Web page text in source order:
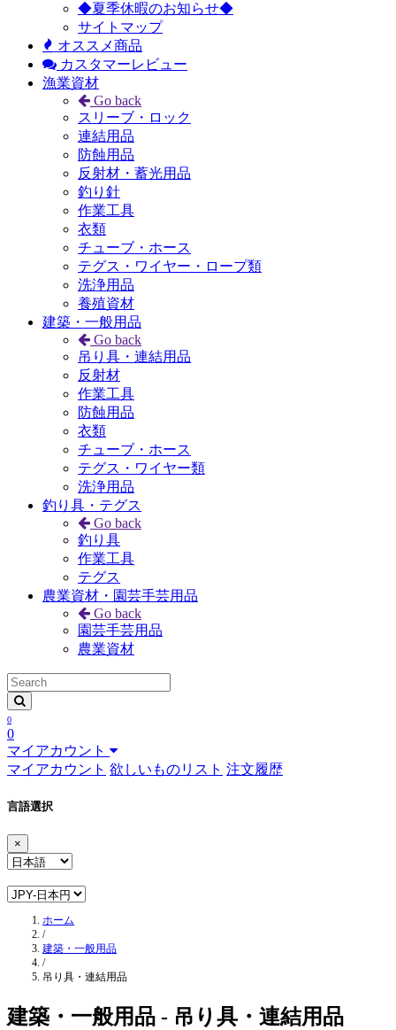
◆夏季休暇のお知らせ◆
サイトマップ
オススメ商品
カスタマーレビュー
漁業資材
Go back
スリーブ・ロック
連結用品
防蝕用品
反射材・蓄光用品
釣り針
作業工具
衣類
チューブ・ホース
テグス・ワイヤー・ロープ類
洗浄用品
養殖資材
建築・一般用品
Go back
吊り具・連結用品
反射材
作業工具
防蝕用品
衣類
チューブ・ホース
テグス・ワイヤー類
洗浄用品
釣り具・テグス
Go back
釣り具
作業工具
テグス
農業資材・園芸手芸用品
Go back
園芸手芸用品
農業資材
0
0
マイアカウント
マイアカウント 欲しいものリスト 注文履歴
言語選択
×
ホーム
/
建築・一般用品
/
吊り具・連結用品
建築・一般用品 - 吊り具・連結用品